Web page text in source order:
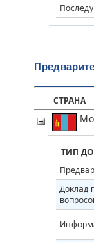
СТРАНА
ТИП
Доклад